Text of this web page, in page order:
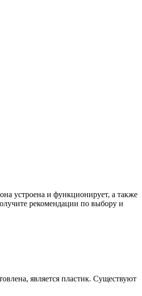
устроена и функционирует, а также
рекомендации по выбору и
является пластик. Существуют